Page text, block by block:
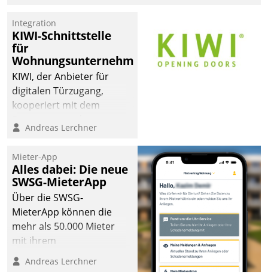
Integration
KIWI-Schnittstelle
für
Wohnungsunternehmen
KIWI, der Anbieter für
digitalen Türzugang,
kooperiert mit dem
Softwareentwicklungshaus
Andreas Lerchner
Mieter-App
Alles dabei: Die neue
SWSG-MieterApp
Über die SWSG-
MieterApp können die
mehr als 50.000 Mieter
mit ihrem
Wohnungsunternehmen
kommunizieren, auf dem
Andreas Lerchner